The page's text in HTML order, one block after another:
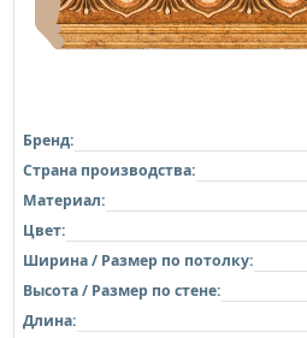
Бренд:
Страна производства:
Материал:
Цвет:
Ширина / Размер по потолку:
Высота / Размер по стене:
Длина: